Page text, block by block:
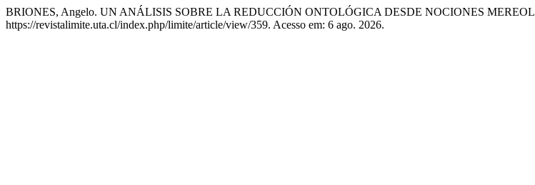
BRIONES, Angelo. UN ANÁLISIS SOBRE LA REDUCCIÓN ONTOLÓGICA DESDE NOCIONES
https://revistalimite.uta.cl/index.php/limite/article/view/359. Acesso em: 6 ago. 2026.